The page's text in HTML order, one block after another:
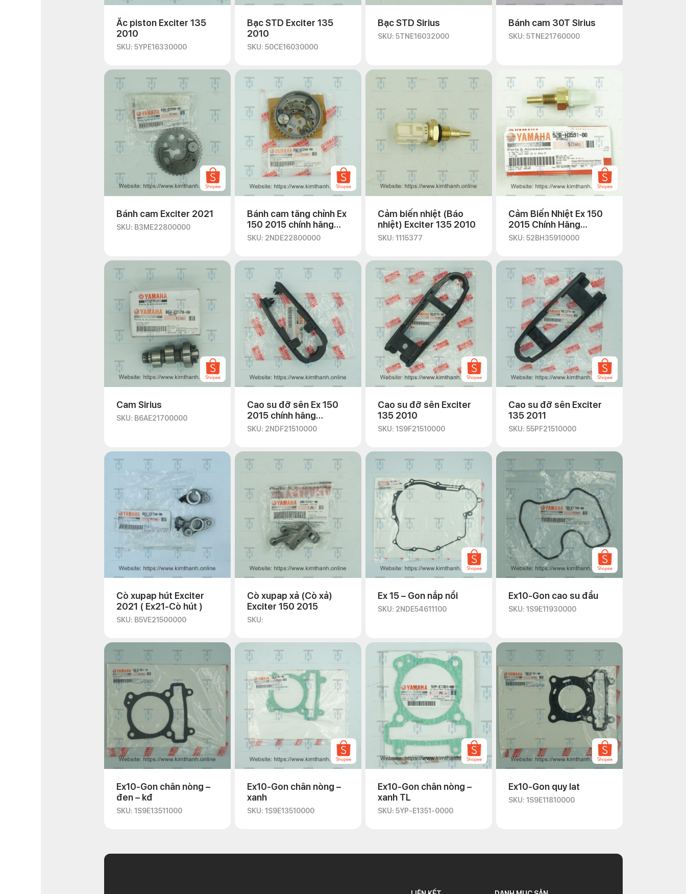
Ắc piston Exciter 135
2010
SKU: 5YPE16330000
Bạc STD Exciter 135
2010
SKU: 50CE16030000
Bạc STD Sirius
SKU: 5TNE16032000
Bánh cam 30T Sirius
SKU: 5TNE21760000
Bánh cam Exciter 2021
SKU: B3ME22800000
Bánh cam tăng chỉnh Ex
150 2015 chính hãng
Yamaha
SKU: 2NDE22800000
Cảm biến nhiệt (Báo
nhiệt) Exciter 135 2010
SKU: 1115377
Cảm Biến Nhiệt Ex 150
2015 Chính Hãng
Yamaha
SKU: 52BH35910000
Cam Sirius
SKU: B6AE21700000
Cao su đỡ sên Ex 150
2015 chính hãng
Yamaha
SKU: 2NDF21510000
Cao su đỡ sên Exciter
135 2010
SKU: 1S9F21510000
Cao su đỡ sên Exciter
135 2011
SKU: 55PF21510000
Cò xupap hút Exciter
2021 ( Ex21-Cò hút )
SKU: B5VE21500000
Cò xupap xả (Cò xả)
Exciter 150 2015
SKU:
Ex 15 – Gon nắp nồi
SKU: 2NDE54611100
Ex10-Gon cao su đầu
SKU: 1S9E11930000
Ex10-Gon chân nòng –
đen – kđ
SKU: 1S9E13511000
Ex10-Gon chân nòng –
xanh
SKU: 1S9E13510000
Ex10-Gon chân nòng –
xanh TL
SKU: 5YP-E1351-0000
Ex10-Gon quy lat
SKU: 1S9E11810000